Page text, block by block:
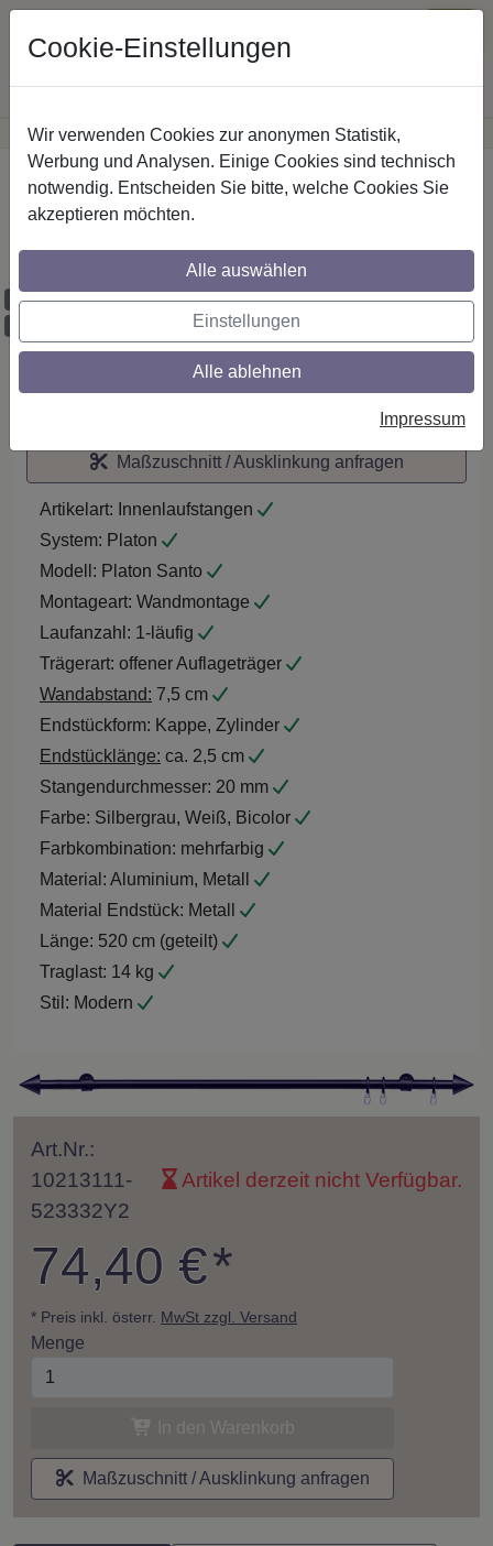
Günstige Versandkosteninnerhalb Österreichs· Sichere Zahlung
Startseite
IL-Stilg. 20 mm 1-lfg. Platon Santo 520 cm
Silbergrau/Weiß
Maßzuschnitt möglich
Maßzuschnitt / Ausklinkung anfragen
Artikelart: Innenlaufstangen
System: Platon
Modell: Platon Santo
Montageart: Wandmontage
Laufanzahl: 1-läufig
Trägerart: offener Auflageträger
Wandabstand: 7,5 cm
Endstückform: Kappe, Zylinder
Endstücklänge: ca. 2,5 cm
Stangendurchmesser: 20 mm
Farbe: Silbergrau, Weiß, Bicolor
Farbkombination: mehrfarbig
Material: Aluminium, Metall
Material Endstück: Metall
Länge: 520 cm (geteilt)
Traglast: 14 kg
Stil: Modern
Art.Nr.:
10213111-
523332Y2
Artikel derzeit nicht Verfügbar.
74,40 €*
* Preis inkl. österr. MwSt zzgl. Versand
Menge
Maßzuschnitt / Ausklinkung anfragen
Cookie-Einstellungen
Wir verwenden Cookies zur anonymen Statistik,
Werbung und Analysen. Einige Cookies sind technisch
notwendig. Entscheiden Sie bitte, welche Cookies Sie
akzeptieren möchten.
Alle auswählen
Einstellungen
Alle ablehnen
Impressum